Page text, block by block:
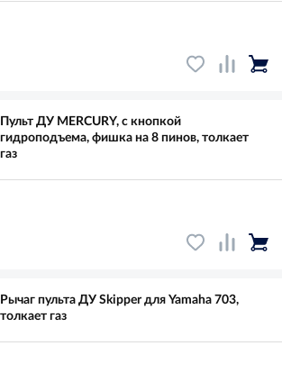
Пульт ДУ MERCURY, с кнопкой
гидроподъема, фишка на 8 пинов, толкает
газ
Рычаг пульта ДУ Skipper для Yamaha 703,
толкает газ